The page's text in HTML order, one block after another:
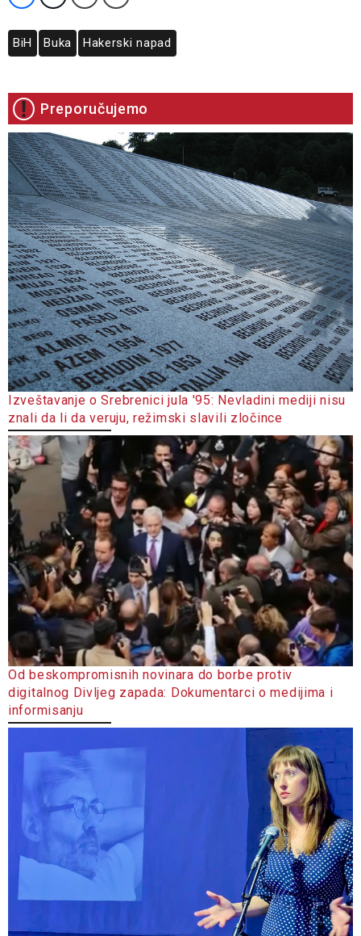
BiH Buka Hakerski napad
Preporučujemo
Izveštavanje o Srebrenici jula '95: Nevladini mediji nisu
znali da li da veruju, režimski slavili zločince
Od beskompromisnih novinara do borbe protiv
digitalnog Divljeg zapada: Dokumentarci o medijima i
informisanju